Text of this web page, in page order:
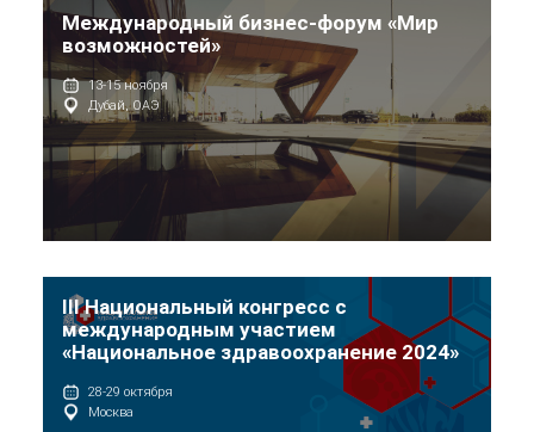
Международный бизнес-форум «Мир
возможностей»
13-15 ноября
Дубай, ОАЭ
III Национальный конгресс с
международным участием
«Национальное здравоохранение 2024»
28-29 октября
Москва